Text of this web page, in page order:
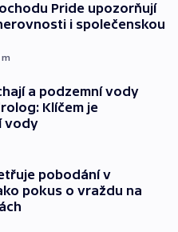
Pride upozorňují
i společenskou
m
a podzemní vody
Klíčem je
vody
pobodání v
pokus o vraždu na